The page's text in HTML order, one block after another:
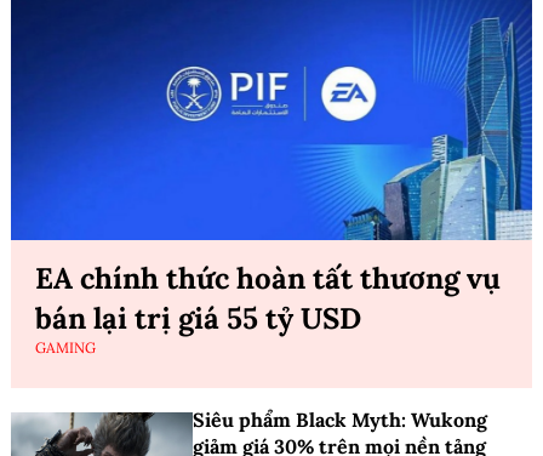
EA chính thức hoàn tất thương vụ
bán lại trị giá 55 tỷ USD
GAMING
Siêu phẩm Black Myth: Wukong
giảm giá 30% trên mọi nền tảng